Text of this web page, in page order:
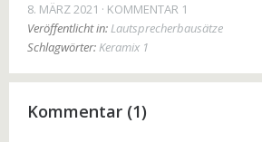
8. MÄRZ 2021
KOMMENTAR 1
Veröffentlicht in:Lautsprecherbausätze
Schlagwörter:Keramix 1
Kommentar (1)